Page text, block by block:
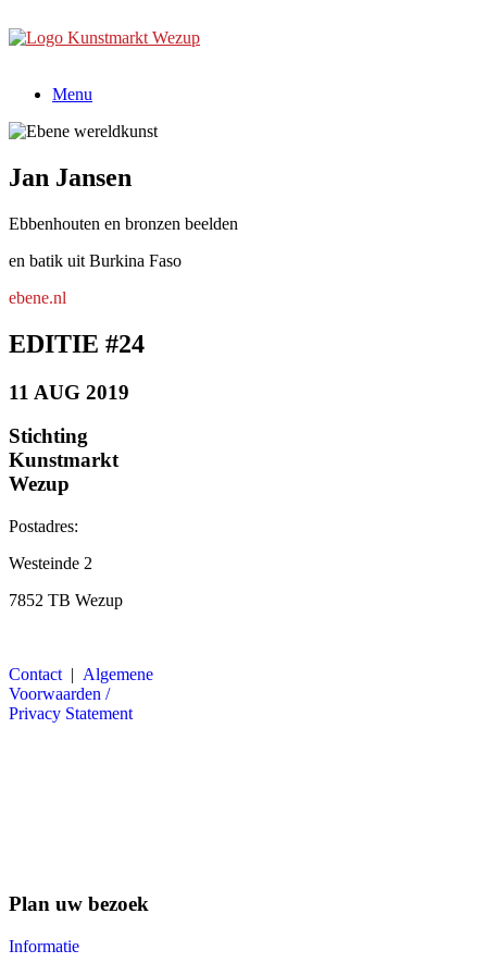
naar
Menu
Jan Jansen
Ebbenhouten en bronzen beelden
en batik uit Burkina Faso
ebene.nl
EDITIE #24
11 AUG 2019
Stichting
Kunstmarkt
Wezup
Postadres:
Westeinde 2
7852 TB Wezup
Contact | Algemene
Voorwaarden /
Privacy Statement
Plan uw bezoek
Informatie